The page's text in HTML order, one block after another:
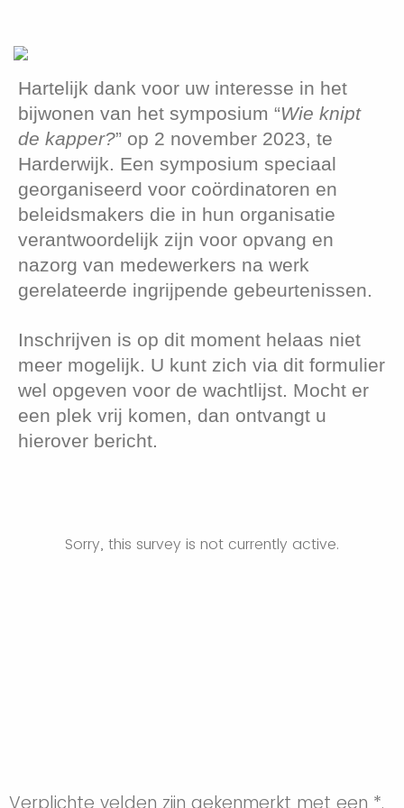
Hartelijk dank voor uw interesse in het
bijwonen van het symposium “Wie knipt
de kapper?” op 2 november 2023, te
Harderwijk. Een symposium speciaal
georganiseerd voor coördinatoren en
beleidsmakers die in hun organisatie
verantwoordelijk zijn voor opvang en
nazorg van medewerkers na werk
gerelateerde ingrijpende gebeurtenissen.
Inschrijven is op dit moment helaas niet
meer mogelijk. U kunt zich via dit formulier
wel opgeven voor de wachtlijst. Mocht er
een plek vrij komen, dan ontvangt u
hierover bericht.
Sorry, this survey is not currently active.
Verplichte velden zijn gekenmerkt met een *.